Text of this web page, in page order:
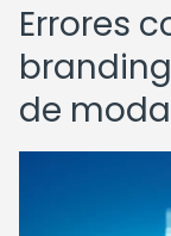
Errores
de